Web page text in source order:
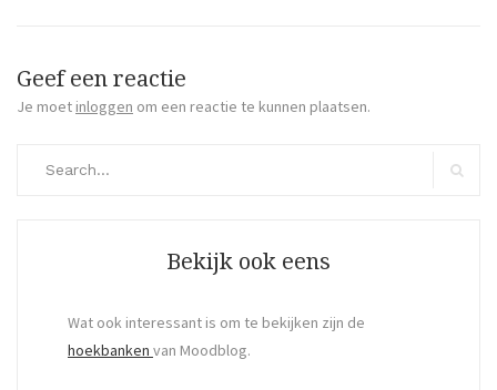
Geef een reactie
Je moet inloggen om een reactie te kunnen plaatsen.
Bekijk ook eens
Wat ook interessant is om te bekijken zijn de
hoekbanken van Moodblog.